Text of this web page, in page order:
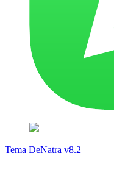
Tema DeNatra v8.2